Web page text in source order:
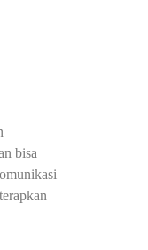
bisa